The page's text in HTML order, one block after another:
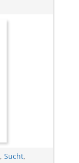
, Sucht,